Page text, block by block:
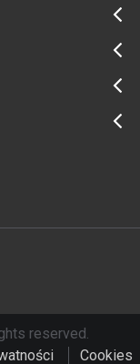
reserved.
Cookies